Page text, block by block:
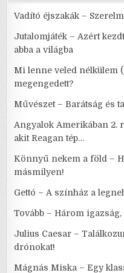
Vadító éjszakák –
Jutalomjáték – Azért
abba a világba
Mi lenne veled nélkülem
megengedett?
Művészet – Barátság és
Angyalok Amerikában 2.
akit Reagan tép…
Könnyű nekem a föld –
másmilyen!
Gettó – A színház a
Tovább – Három
Julius Caesar –
drónokat!
Mágnás Miska – Egy